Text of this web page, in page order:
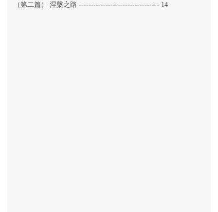
（第二篇） 涅槃之路 --------------------------------- 14